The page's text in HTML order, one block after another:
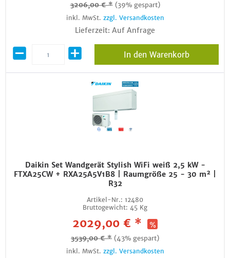
3206,00 € * (39% gespart)
inkl. MwSt. zzgl. Versandkosten
Lieferzeit: Auf Anfrage
In den Warenkorb
Daikin Set Wandgerät Stylish WiFi weiß 2,5 kW -
FTXA25CW + RXA25A5V1B8 | Raumgröße 25 - 30 m² |
R32
Artikel-Nr.: 12480
Bruttogewicht: 45 Kg
2029,00 € *
3539,00 € * (43% gespart)
inkl. MwSt. zzgl. Versandkosten